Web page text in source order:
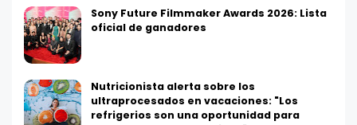
Sony Future Filmmaker Awards 2026: Lista
oficial de ganadores
Nutricionista alerta sobre los
ultraprocesados en vacaciones: "Los
refrigerios son una oportunidad para